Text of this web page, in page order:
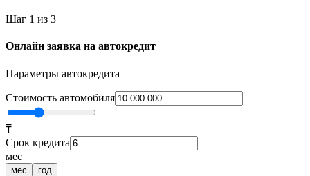
Шаг 1 из 3
Онлайн заявка на автокредит
Параметры автокредита
Стоимость автомобиля
₸
Срок кредита
мес
мес год